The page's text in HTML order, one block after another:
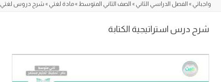
واجباتي » الفصل الدراسي الثاني » الصف الثاني المتوسط »مادة لغتي » شرح دروس لغتي
شرح درس استراتيجية الكتابة